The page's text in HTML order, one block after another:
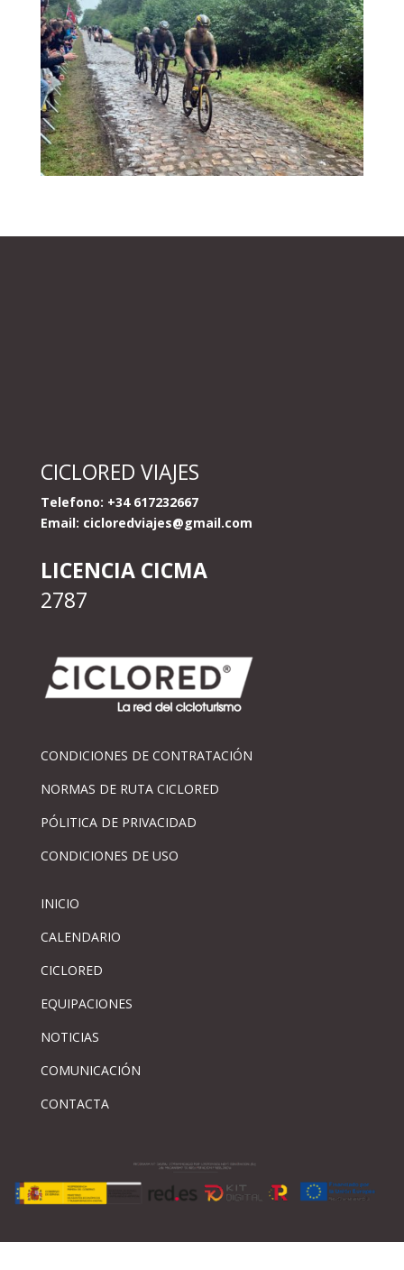
CICLORED VIAJES
Telefono: +34 617232667
Email: cicloredviajes@gmail.com
LICENCIA CICMA
2787
CONDICIONES DE CONTRATACIÓN
NORMAS DE RUTA CICLORED
PÓLITICA DE PRIVACIDAD
CONDICIONES DE USO
INICIO
CALENDARIO
CICLORED
EQUIPACIONES
NOTICIAS
COMUNICACIÓN
CONTACTA